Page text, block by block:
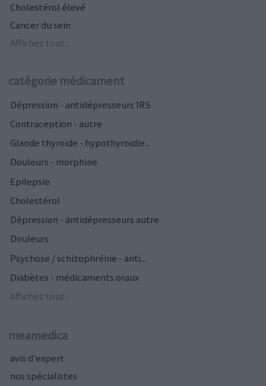
Cholestérol élevé
Cancer du sein
Affichez tout...
catégorie médicament
Dépression - antidépresseurs IRS
Contraception - autre
Glande thyroïde - hypothyroïdie...
Douleurs - morphine
Epilepsie
Cholestérol
Dépression - antidépresseurs autre
Douleurs
Psychose / schizophrénie - anti...
Diabètes - médicaments oraux
Affichez tout...
meamedica
avis d’expert
nos spécialistes